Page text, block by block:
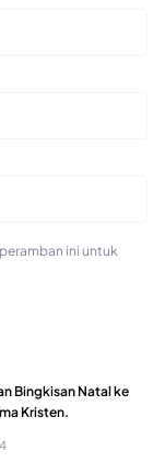
ini untuk
Bingkisan Natal ke
Kristen.